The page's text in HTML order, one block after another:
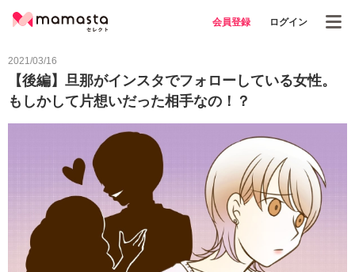
会員登録 ログイン
2021/03/16
【後編】旦那がインスタでフォローしている女性。
もしかして片想いだった相手なの！？